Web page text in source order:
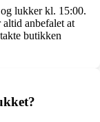
lukker kl. 15:00.
altid anbefalet at
butikken